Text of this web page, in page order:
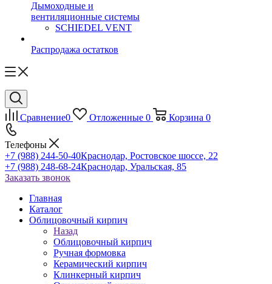
Дымоходные и
вентиляционные системы
SCHIEDEL VENT
Распродажа остатков
Сравнение0 Отложенные 0 Корзина 0
Телефоны
+7 (988) 244-50-40Краснодар, Ростовское шоссе, 22
+7 (988) 248-68-24Краснодар, Уральская, 85
Заказать звонок
Главная
Каталог
Облицовочный кирпич
Назад
Облицовочный кирпич
Ручная формовка
Керамический кирпич
Клинкерный кирпич